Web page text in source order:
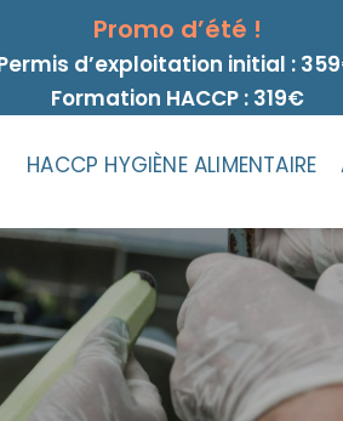
Promo d’été !
d’exploitation initial :
Formation HACCP : 319€
HACCP HYGIÈNE ALIMENTAIRE